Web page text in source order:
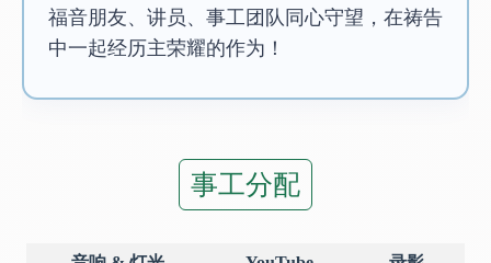
福音朋友、讲员、事工团队同心守望，在祷告
中一起经历主荣耀的作为！
事工分配